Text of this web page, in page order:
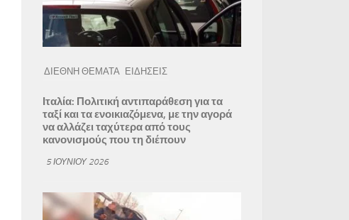
ΔΙΕΘΝΗ ΘΕΜΑΤΑ ΕΙΔΗΣΕΙΣ
Ιταλία: Πολιτική αντιπαράθεση για τα
ταξί και τα ενοικιαζόμενα, με την αγορά
να αλλάζει ταχύτερα από τους
κανονισμούς που τη διέπουν
5 ΙΟΥΝΊΟΥ 2026